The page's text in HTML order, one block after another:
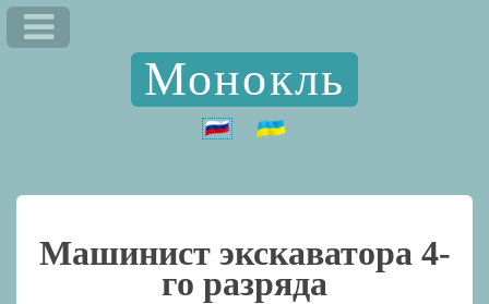
Монокль
Машинист экскаватора 4-
го разряда